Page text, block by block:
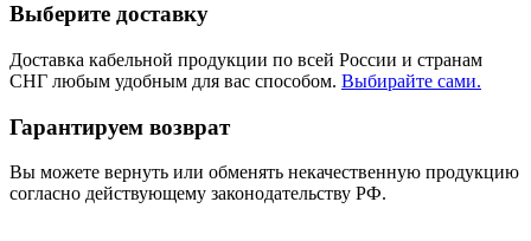
Выберите доставку
Доставка кабельной продукции по всей России и странам
СНГ любым удобным для вас способом. Выбирайте сами.
Гарантируем возврат
Вы можете вернуть или обменять некачественную продукцию
согласно действующему законодательству РФ.